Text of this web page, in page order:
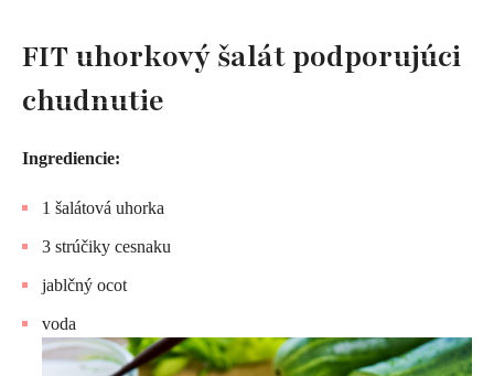
FIT uhorkový šalát podporujúci
chudnutie
Ingrediencie:
1 šalátová uhorka
3 strúčiky cesnaku
jablčný ocot
voda